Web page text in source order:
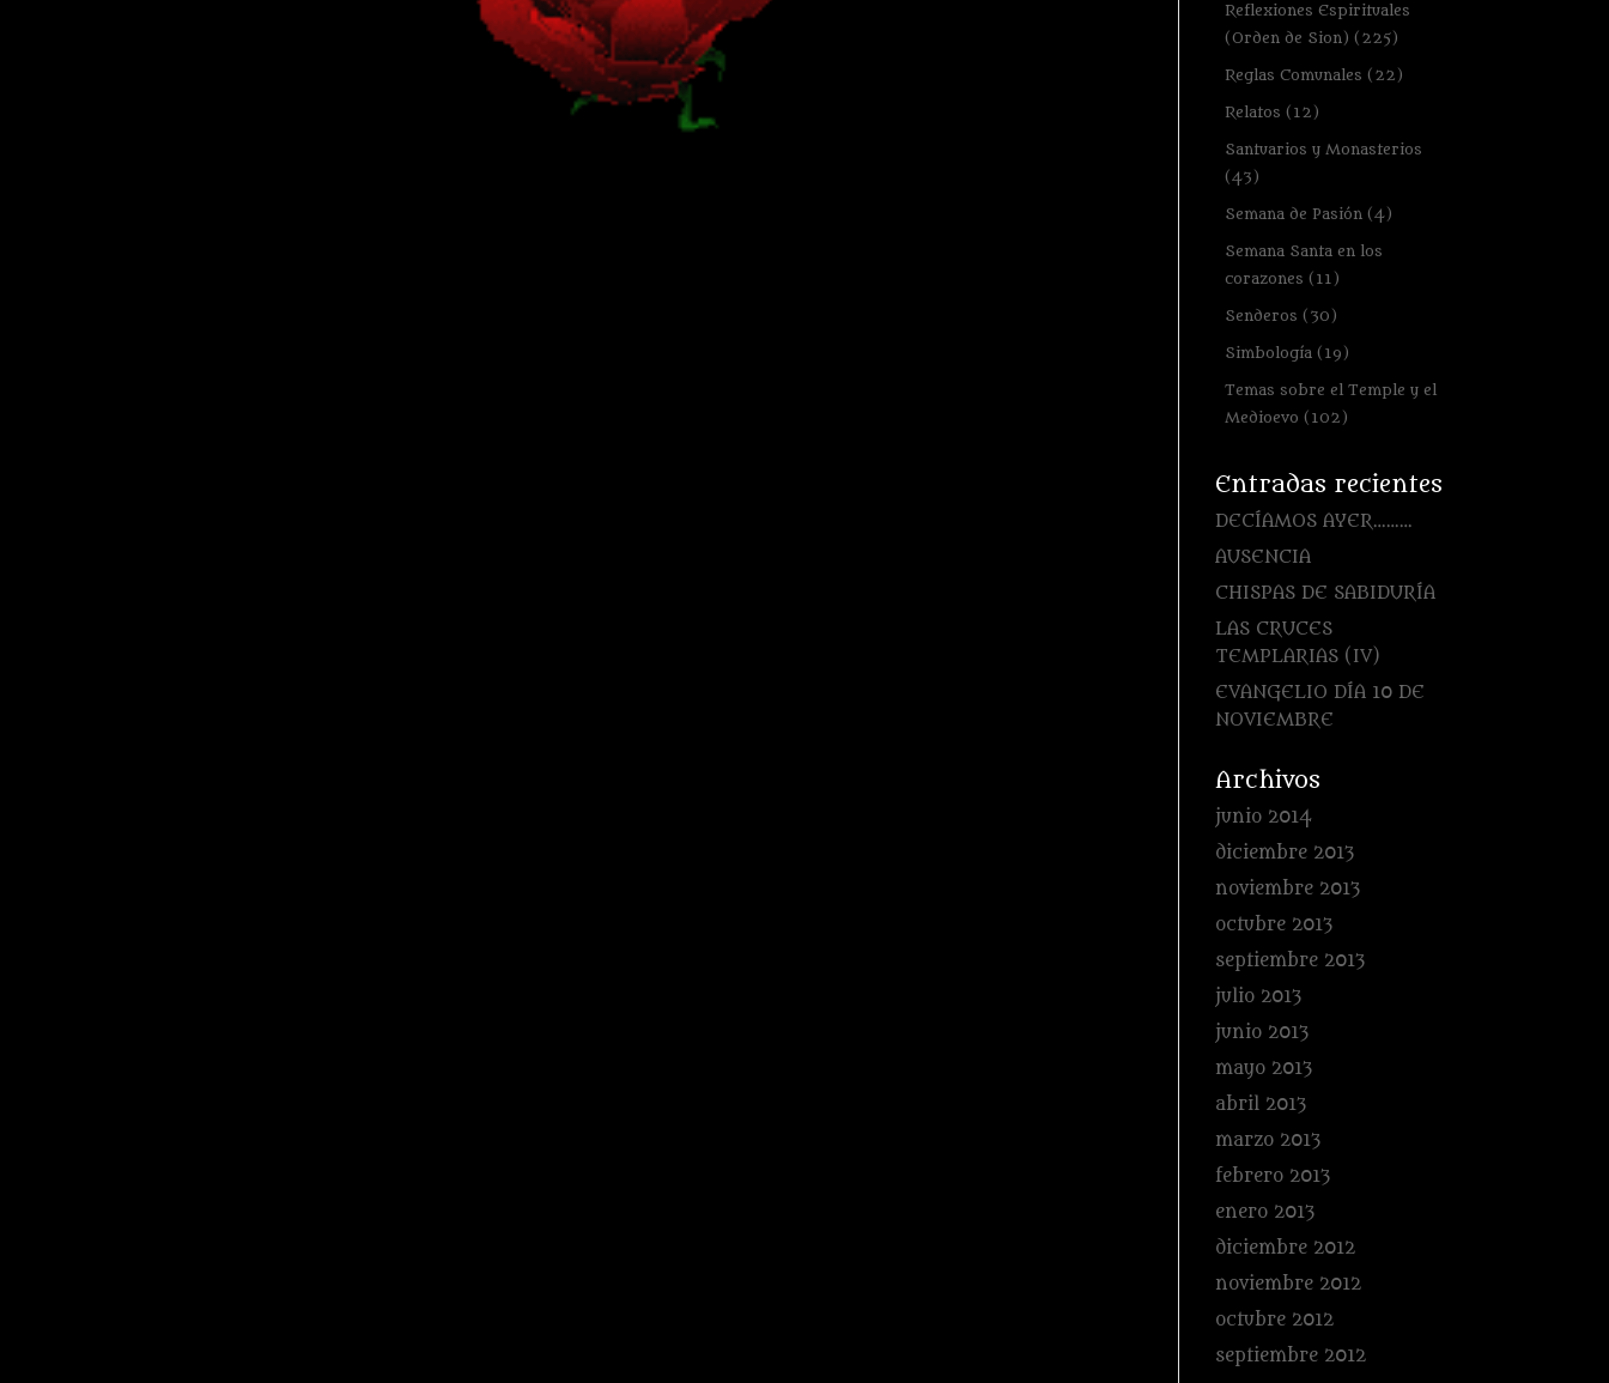
Reflexiones Espirituales
(Orden de Sion) (225)
Reglas Comunales (22)
Relatos (12)
Santuarios y Monasterios
(43)
Semana de Pasión (4)
Semana Santa en los
corazones (11)
Senderos (30)
Simbología (19)
Temas sobre el Temple y el
Medioevo (102)
Entradas recientes
DECÍAMOS AYER………
AUSENCIA
CHISPAS DE SABIDURÍA
LAS CRUCES
TEMPLARIAS (IV)
EVANGELIO DÍA 10 DE
NOVIEMBRE
Archivos
junio 2014
diciembre 2013
noviembre 2013
octubre 2013
septiembre 2013
julio 2013
junio 2013
mayo 2013
abril 2013
marzo 2013
febrero 2013
enero 2013
diciembre 2012
noviembre 2012
octubre 2012
septiembre 2012